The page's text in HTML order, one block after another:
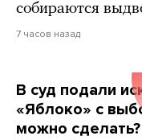
собираются
7 часов назад
В суд подали
«Яблоко» с
можно сделать?